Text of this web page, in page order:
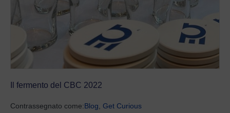
Il fermento del CBC 2022
Contrassegnato come:Blog Get Curious